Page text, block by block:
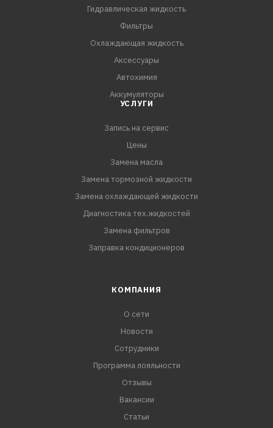
Гидравлическая жидкость
Фильтры
Охлаждающая жидкость
Аксессуары
Автохимия
Аккумуляторы
УСЛУГИ
Запись на сервис
Цены
Замена масла
Замена тормозной жидкости
Замена охлаждающей жидкости
Диагностика тех.жидкостей
Замена фильтров
Заправка кондиционеров
КОМПАНИЯ
О сети
Новости
Сотрудники
Программа лояльности
Отзывы
Вакансии
Статьи